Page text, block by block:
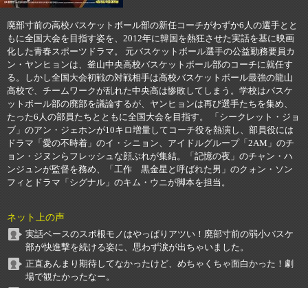
廃部寸前の高校バスケットボール部の新任コーチがわずか6人の選手とと
もに全国大会を目指す姿を、2012年に韓国を熱狂させた実話を基に映画
化した青春スポーツドラマ。 元バスケットボール選手の公益勤務要員カ
ン・ヤンヒョンは、釜山中央高校バスケットボール部のコーチに就任す
る。しかし全国大会初戦の対戦相手は高校バスケットボール最強の龍山
高校で、チームワークが乱れた中央高は惨敗してしまう。学校はバスケ
ットボール部の廃部を議論するが、ヤンヒョンは再び選手たちを集め、
たった6人の部員たちとともに全国大会を目指す。 「シークレット・ジョ
ブ」のアン・ジェホンが10キロ増量してコーチ役を熱演し、部員役には
ドラマ「愛の不時着」のイ・シニョン、アイドルグループ「2AM」のチ
ョン・ジヌンらフレッシュな顔ぶれが集結。「記憶の夜」のチャン・ハ
ンジュンが監督を務め、「工作 黒金星と呼ばれた男」のクォン・ソン
フィとドラマ「シグナル」のキム・ウニが脚本を担当。
ネット上の声
実話ベースのスポ根モノはやっぱりアツい！廃部寸前の弱小バスケ
部が快進撃を続ける姿に、思わず涙が出ちゃいました。
正直あんまり期待してなかったけど、めちゃくちゃ面白かった！劇
場で観たかったなー。